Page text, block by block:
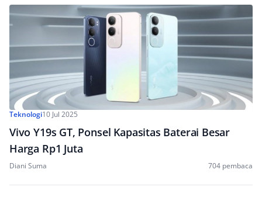
Teknologi10 Jul 2025
Vivo Y19s GT, Ponsel Kapasitas Baterai Besar
Harga Rp1 Juta
Diani Suma 704 pembaca